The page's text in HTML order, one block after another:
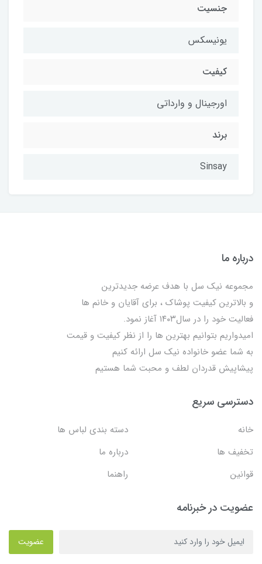
جنسیت
یونیسکس
کیفیت
اورجینال و وارداتی
برند
Sinsay
درباره ما
مجموعه نیک سل با هدف عرضه جدیدترین
و بالاترین کیفیت پوشاک ، برای آقایان و خانم ها
فعالیت خود را در سال۱۴۰۳ آغاز نمود.
امیدواریم بتوانیم بهترین ها را از نظر کیفیت و قیمت
به شما عضو خانواده نیک سل ارائه کنیم
پیشاپیش قدردان لطف و محبت شما هستیم
دسترسی سریع
خانه
دسته بندی لباس ها
تخفیف ها
درباره ما
قوانین
راهنما
عضویت در خبرنامه
عضویت